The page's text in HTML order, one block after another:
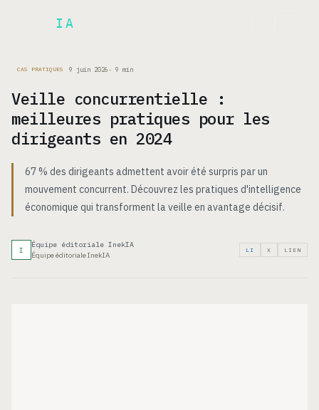
IA
CAS PRATIQUES 9 juin 2026 · 9 min
Veille concurrentielle :
meilleures pratiques pour les
dirigeants en 2024
67 % des dirigeants admettent avoir été surpris par un
mouvement concurrent. Découvrez les pratiques d'intelligence
économique qui transforment la veille en avantage décisif.
I
Équipe éditoriale InekIA
Équipe éditoriale InekIA
LI X LIEN